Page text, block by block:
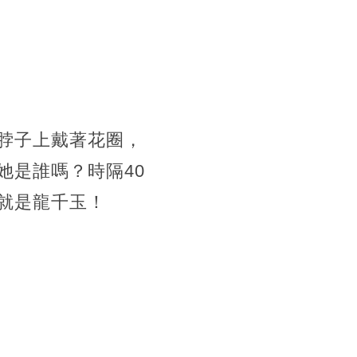
子上戴著花圈，
是誰嗎？時隔40
是龍千玉！